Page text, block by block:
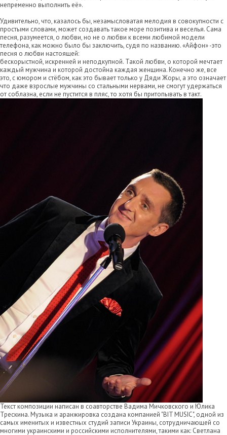
непременно выполнить её».
Удивительно, что, казалось бы, незамысловатая мелодия в совокупности с
простыми словами, может создавать такое море позитива и веселья. Сама
песня, разумеется, о любви, но не о любви к всеми любимой модели
телефона, как можно было бы заключить, судя по названию. «Айфон» -это
песня о любви настоящей:
бескорыстной, искренней и неподкупной. Такой любви, о которой мечтает
каждый мужчина и которой достойна каждая женщина. Конечно же, все
это, с юмором и стёбом, как это бывает только у Дяди Жоры, а это означает
что даже взрослые мужчины со стальными нервами, не смогут удержаться
от соблазна, если не пустится в пляс, то хотя бы притопывать в такт.
Текст композиции написан в соавторстве Вадима Мичковского и Юлика
Трескина. Музыка и аранжировка создана компанией "BIT MUSIC", одной из
самых именитых и известных студий записи Украины, сотрудничающей со
многими украинскими и российскими исполнителями, такими как: Светлана